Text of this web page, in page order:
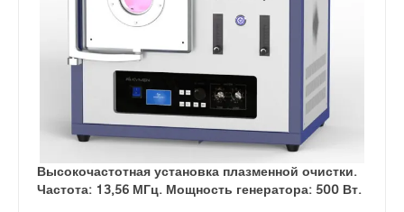
Высокочастотная установка плазменной очистки.
Частота: 13,56 МГц. Мощность генератора: 500 Вт.